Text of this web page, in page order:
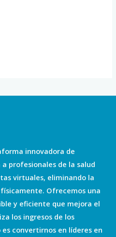
innovadora de
profesionales de la salud
virtuales, eliminando la
Ofrecemos una
y eficiente que mejora el
los ingresos de los
convertirnos en líderes en